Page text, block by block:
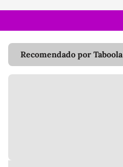
Recomendado por Taboola